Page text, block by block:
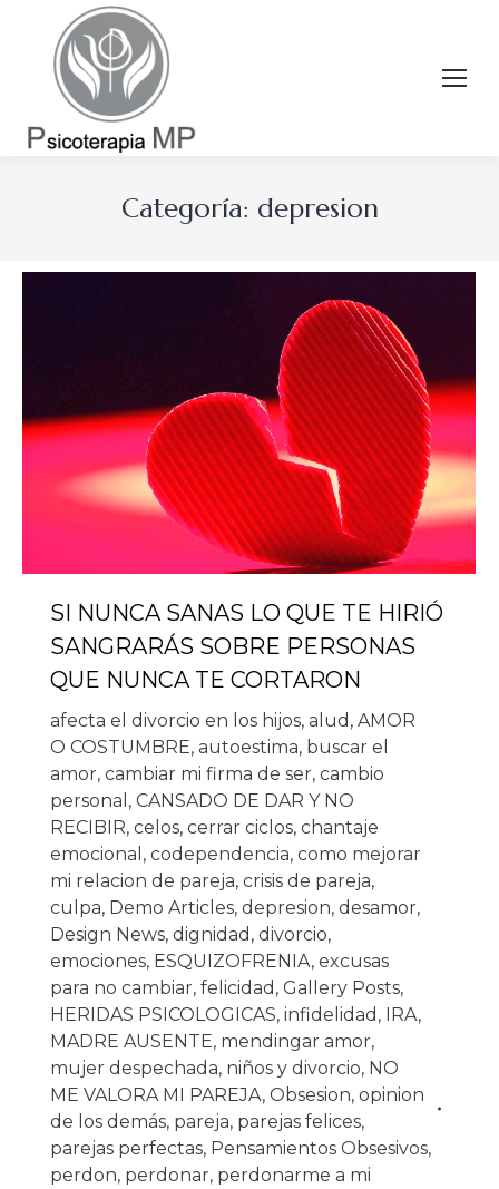
Categoría: depresion
SI NUNCA SANAS LO QUE TE HIRIÓ
SANGRARÁS SOBRE PERSONAS
QUE NUNCA TE CORTARON
afecta el divorcio en los hijos, alud , AMOR
O COSTUMBRE, autoestima, buscar el
amor, cambiar mi firma de ser, cambio
personal , CANSADO DE DAR Y NO
RECIBIR, celos, cerrar ciclos, chantaje
emocional , codependencia, como mejorar
mi relacion de pareja, crisis de pareja,
culpa, Demo Articles, depresion, desamor,
Design News, dignidad , divorcio,
emociones, ESQUIZOFRENIA, excusas
para no cambiar, felicidad , Gallery Posts,
HERIDAS PSICOLOGICAS, infidelidad , IRA,
MADRE AUSENTE, mendingar amor,
mujer despechada, niños y divorcio, NO
ME VALORA MI PAREJA, Obsesion, opinion
de los demás, pareja, parejas felices,
parejas perfectas, Pensamientos Obsesivos,
perdon, perdonar, perdonarme a mi